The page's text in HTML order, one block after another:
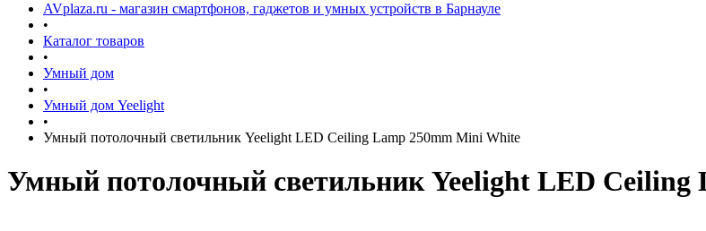
AVplaza.ru - магазин смартфонов, гаджетов и умных устройств в Барнауле
•
Каталог товаров
•
Умный дом
•
Умный дом Yeelight
•
Умный потолочный светильник Yeelight LED Ceiling Lamp 250mm Mini White
Умный потолочный светильник Yeelight LED